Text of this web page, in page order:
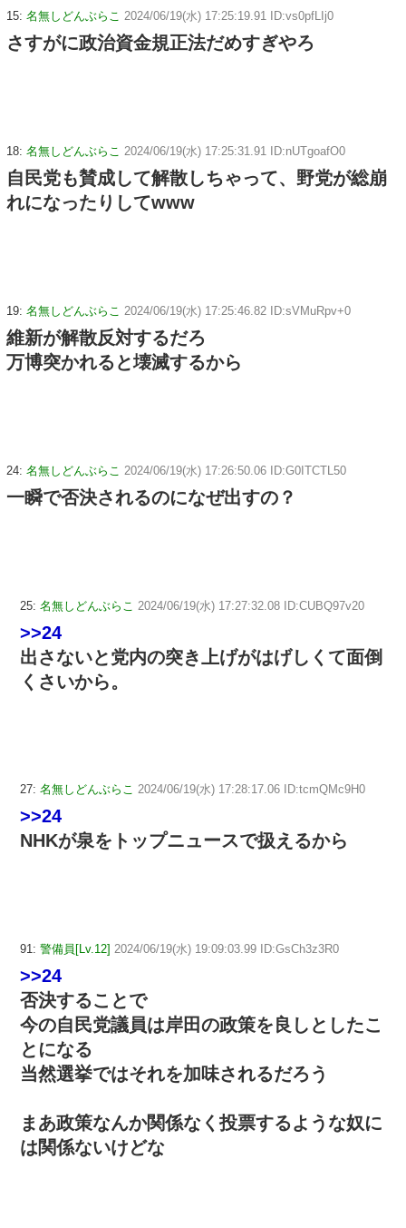
15: 名無しどんぶらこ 2024/06/19(水) 17:25:19.91 ID:vs0pfLIj0
さすがに政治資金規正法だめすぎやろ
18: 名無しどんぶらこ 2024/06/19(水) 17:25:31.91 ID:nUTgoafO0
自民党も賛成して解散しちゃって、野党が総崩
れになったりしてwww
19: 名無しどんぶらこ 2024/06/19(水) 17:25:46.82 ID:sVMuRpv+0
維新が解散反対するだろ
万博突かれると壊滅するから
24: 名無しどんぶらこ 2024/06/19(水) 17:26:50.06 ID:G0ITCTL50
一瞬で否決されるのになぜ出すの？
25: 名無しどんぶらこ 2024/06/19(水) 17:27:32.08 ID:CUBQ97v20
>>24
出さないと党内の突き上げがはげしくて面倒
くさいから。
27: 名無しどんぶらこ 2024/06/19(水) 17:28:17.06 ID:tcmQMc9H0
>>24
NHKが泉をトップニュースで扱えるから
91: 警備員[Lv.12] 2024/06/19(水) 19:09:03.99 ID:GsCh3z3R0
>>24
否決することで
今の自民党議員は岸田の政策を良しとしたこ
とになる
当然選挙ではそれを加味されるだろう
まあ政策なんか関係なく投票するような奴に
は関係ないけどな